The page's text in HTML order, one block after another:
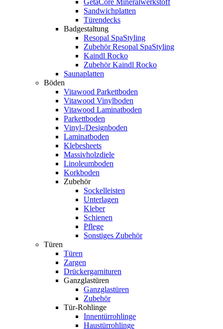
GetaCore Mineralwerkstoff
Sandwichplatten
Türendecks
Badgestaltung
Resopal SpaStyling
Zubehör Resopal SpaStyling
Kaindl Rocko
Zubehör Kaindl Rocko
Saunaplatten
Böden
Vitawood Parkettboden
Vitawood Vinylboden
Vitawood Laminatboden
Parkettboden
Vinyl-/Designboden
Laminatboden
Klebesheets
Massivholzdiele
Linoleumboden
Korkboden
Zubehör
Sockelleisten
Unterlagen
Kleber
Schienen
Pflege
Sonstiges Zubehör
Türen
Türen
Zargen
Drückergarnituren
Ganzglastüren
Ganzglastüren
Zubehör
Tür-Rohlinge
Innentürrohlinge
Haustürrohlinge